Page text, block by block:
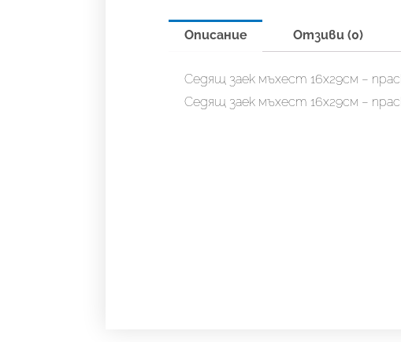
Описание Отзиви (0)
Седящ заек мъхест 16х29см –
Седящ заек мъхест 16х29см –